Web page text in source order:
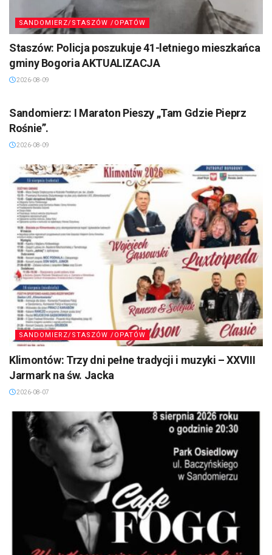
SANDOMIERZ/STASZÓW /OPATÓW
Staszów: Policja poszukuje 41-letniego mieszkańca
gminy Bogoria AKTUALIZACJA
2026-08-09
Sandomierz: I Maraton Pieszy „Tam Gdzie Pieprz
Rośnie”.
2026-08-09
SANDOMIERZ/STASZÓW /OPATÓW
Klimontów: Trzy dni pełne tradycji i muzyki – XXVIII
Jarmark na św. Jacka
2026-08-07